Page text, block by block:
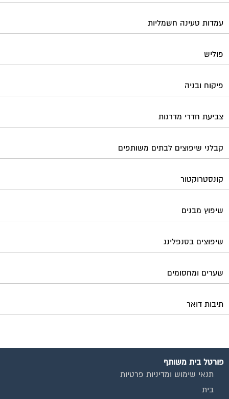
עמדות טעינה חשמליות
פוליש
פיקוח ובניה
צביעת חדרי מדרגות
קבלני שיפוצים לבתים משותפים
קונסטרוקטור
שיפוץ מבנים
שיפוצים בסנפלינג
שערים ומחסומים
תיבות דואר
פורטל בית משותף
תנאי שימוש ומדיניות פרטיות
בית